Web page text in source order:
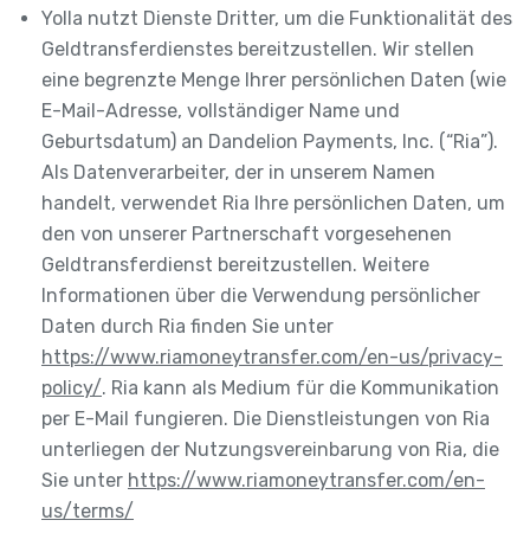
Yolla nutzt Dienste Dritter, um die Funktionalität des
Geldtransferdienstes bereitzustellen. Wir stellen
eine begrenzte Menge Ihrer persönlichen Daten (wie
E-Mail-Adresse, vollständiger Name und
Geburtsdatum) an Dandelion Payments, Inc. (“Ria”).
Als Datenverarbeiter, der in unserem Namen
handelt, verwendet Ria Ihre persönlichen Daten, um
den von unserer Partnerschaft vorgesehenen
Geldtransferdienst bereitzustellen. Weitere
Informationen über die Verwendung persönlicher
Daten durch Ria finden Sie unter
https://www.riamoneytransfer.com/en-us/privacy-
policy/. Ria kann als Medium für die Kommunikation
per E-Mail fungieren. Die Dienstleistungen von Ria
unterliegen der Nutzungsvereinbarung von Ria, die
Sie unter https://www.riamoneytransfer.com/en-
us/terms/